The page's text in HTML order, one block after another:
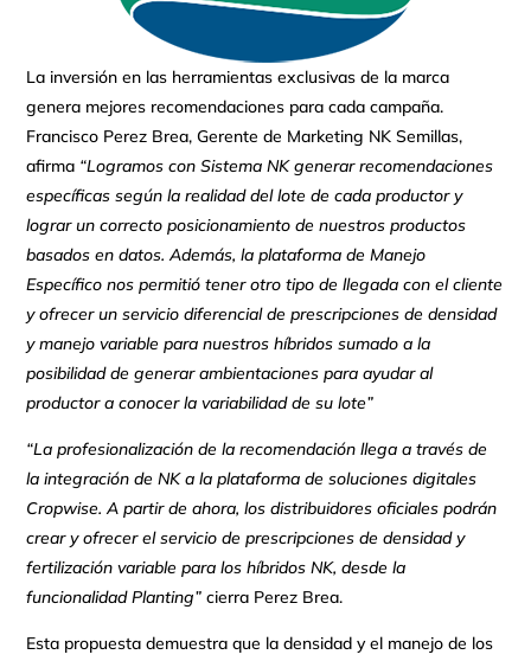
La inversión en las herramientas exclusivas de la marca
genera mejores recomendaciones para cada campaña.
Francisco Perez Brea, Gerente de Marketing NK Semillas,
afirma “Logramos con Sistema NK generar recomendaciones
específicas según la realidad del lote de cada productor y
lograr un correcto posicionamiento de nuestros productos
basados en datos. Además, la plataforma de Manejo
Específico nos permitió tener otro tipo de llegada con el cliente
y ofrecer un servicio diferencial de prescripciones de densidad
y manejo variable para nuestros híbridos sumado a la
posibilidad de generar ambientaciones para ayudar al
productor a conocer la variabilidad de su lote”
“La profesionalización de la recomendación llega a través de
la integración de NK a la plataforma de soluciones digitales
Cropwise. A partir de ahora, los distribuidores oficiales podrán
crear y ofrecer el servicio de prescripciones de densidad y
fertilización variable para los híbridos NK, desde la
funcionalidad Planting”cierra Perez Brea.
Esta propuesta demuestra que la densidad y el manejo de los